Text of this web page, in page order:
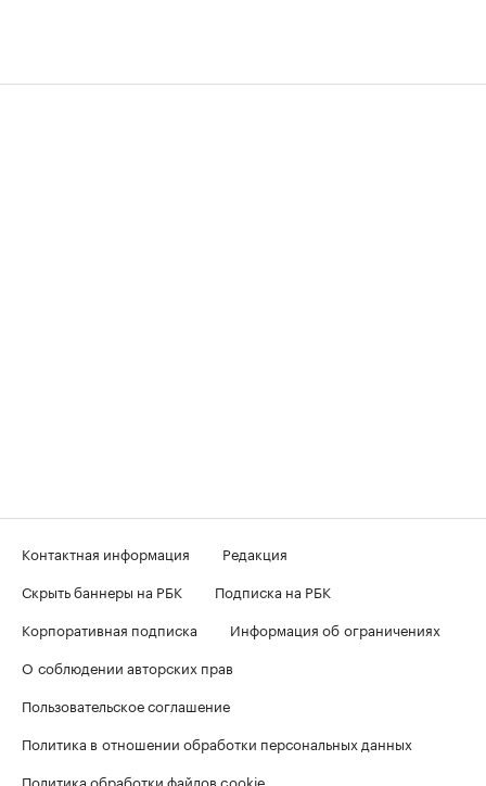
Контактная информация
Редакция
Скрыть баннеры на РБК
Подписка на РБК
Корпоративная подписка
Информация об ограничениях
О соблюдении авторских прав
Пользовательское соглашение
Политика в отношении обработки персональных данных
Политика обработки файлов cookie